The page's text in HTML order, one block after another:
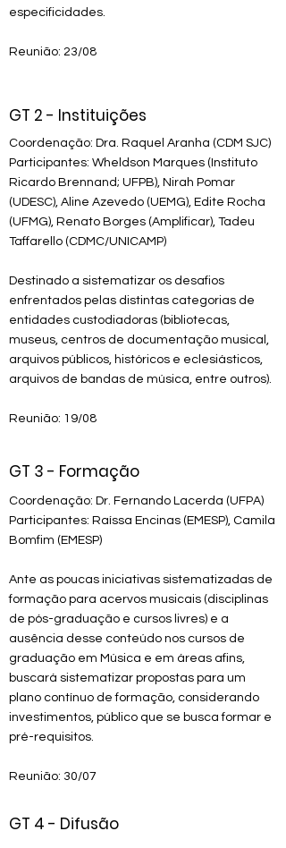
especificidades.
Reunião: 23/08
GT 2 - Instituições
Coordenação: Dra. Raquel Aranha (CDM SJC)
Participantes: Wheldson Marques (Instituto
Ricardo Brennand; UFPB), Nirah Pomar
(UDESC), Aline Azevedo (UEMG), Edite Rocha
(UFMG), Renato Borges (Amplificar), Tadeu
Taffarello (CDMC/UNICAMP)
Destinado a sistematizar os desafios
enfrentados pelas distintas categorias de
entidades custodiadoras (bibliotecas,
museus, centros de documentação musical,
arquivos públicos, históricos e eclesiásticos,
arquivos de bandas de música, entre outros).
​Reunião: 19/08
GT 3 - Formação
Coordenação: Dr. Fernando Lacerda (UFPA)
Participantes: Raíssa Encinas (EMESP), Camila
Bomfim (EMESP)
Ante as poucas iniciativas sistematizadas de
formação para acervos musicais (disciplinas
de pós-graduação e cursos livres) e a
ausência desse conteúdo nos cursos de
graduação em Música e em áreas afins,
buscará sistematizar propostas para um
plano contínuo de formação, considerando
investimentos, público que se busca formar e
pré-requisitos.
Reunião: 30/07
GT 4 - Difusão